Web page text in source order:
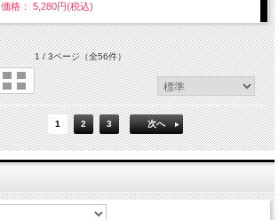
価格： 5,280円(税込)
1 / 3ページ（全56件）
1 2 3 次へ